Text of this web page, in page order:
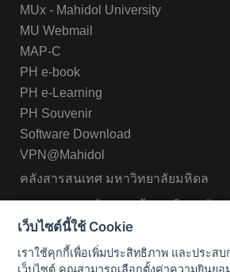
MUx - Mahidol University
MU Webmail
MAP-C
PH e-book
PH e-Learning
PH Souvenir
Software Download
VPN@Mahidol
คลังสารสนเทศ มหาวิทยาลัยมหิดล
หอสมุดและคลังความรู้ มหาวิทยาลัย
เว็บไซต์นี้ใช้ Cookie
เราใช้คุกกี้เพื่อเพิ่มประสิทธิภาพ และประส
เว็บไซต์ คุณสามารถเลือกตั้งค่าความยินยอ